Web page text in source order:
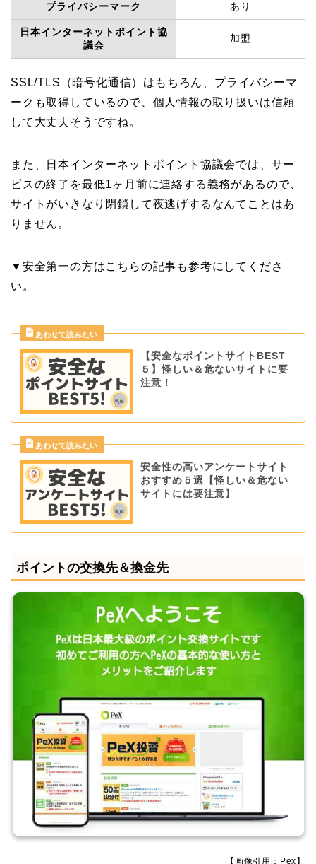
プライバシーマーク あり
日本インターネットポイント協
議会
加盟
SSL/TLS（暗号化通信）はもちろん、プライバシーマ
ークも取得しているので、個人情報の取り扱いは信頼
して大丈夫そうですね。
また、日本インターネットポイント協議会では、サー
ビスの終了を最低1ヶ月前に連絡する義務があるので、
サイトがいきなり閉鎖して夜逃げするなんてことはあ
りません。
▼安全第一の方はこちらの記事も参考にしてくださ
い。
【安全なポイントサイトBEST
５】怪しい＆危ないサイトに要
注意！
安全性の高いアンケートサイト
おすすめ５選【怪しい＆危ない
サイトには要注意】
ポイントの交換先＆換金先
【画像引用：Pex】